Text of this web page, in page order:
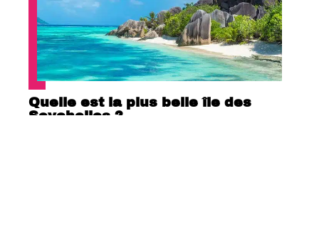
Quelle est la plus belle île des
Seychelles ?